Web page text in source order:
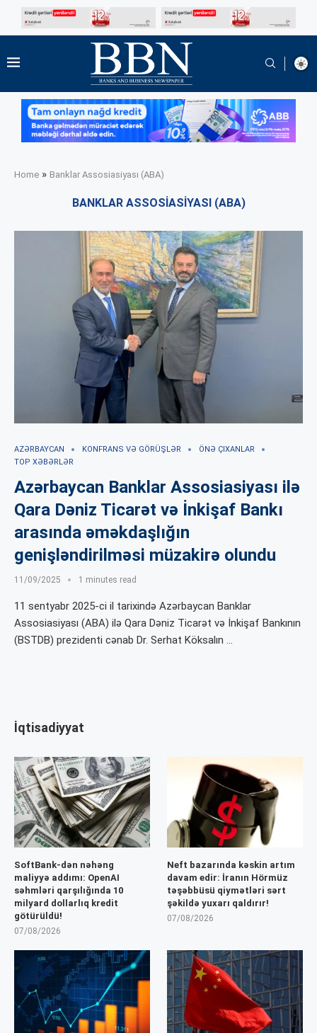
Home » Banklar Assosiasiyası (ABA)
BANKLAR ASSOSIASIYASI (ABA)
AZƏRBAYCAN KONFRANS VƏ GÖRÜŞLƏR
ÖNƏ ÇIXANLAR
TOP XƏBƏRLƏR
Azərbaycan Banklar Assosiasiyası ilə
Qara Dəniz Ticarət və İnkişaf Bankı
arasında əməkdaşlığın
genişləndirilməsi müzakirə olundu
11/09/2025 1 minutes read
11 sentyabr 2025-ci il tarixində Azərbaycan Banklar
Assosiasiyası (ABA) ilə Qara Dəniz Ticarət və İnkişaf Bankının
(BSTDB) prezidenti cənab Dr. Serhat Köksalın …
İqtisadiyyat
SoftBank-dən nəhəng
maliyyə addımı: OpenAI
səhmləri qarşılığında 10
milyard dollarlıq kredit
götürüldü!
07/08/2026
Neft bazarında kəskin artım
davam edir: İranın Hörmüz
təşəbbüsü qiymətləri sərt
şəkildə yuxarı qaldırır!
07/08/2026